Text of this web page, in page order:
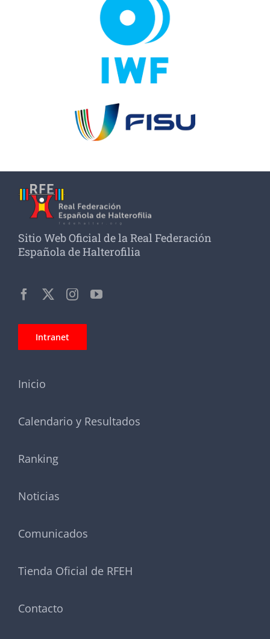
Sitio Web Oficial de la Real Federación
Española de Halterofilia
Intranet
Inicio
Calendario y Resultados
Ranking
Noticias
Comunicados
Tienda Oficial de RFEH
Contacto